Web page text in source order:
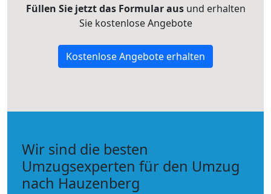
Füllen Sie jetzt das Formular ausund erhalten
Sie kostenlose Angebote
Kostenlose Angebote erhalten
Wir sind die besten
Umzugsexperten für den Umzug
nach Hauzenberg